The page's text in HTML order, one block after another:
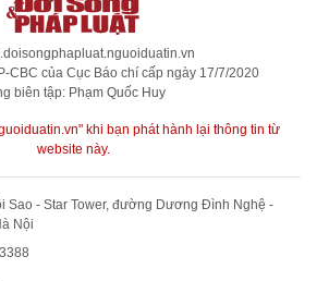
CBC của Cục Báo chí cấp ngày 17/7/2020
biên tập: Phạm Quốc Huy
khi bạn phát hành lại thông tin từ
website này.
Sao - Star Tower, đường Dương Đình Nghệ -
Nội